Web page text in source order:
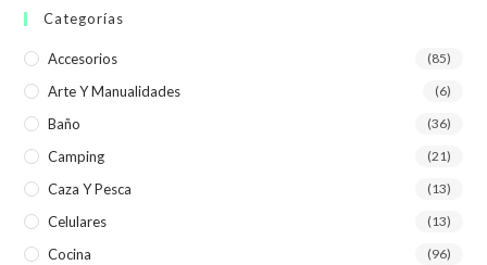
Categorías
Accesorios (85)
Arte Y Manualidades (6)
Baño (36)
Camping (21)
Caza Y Pesca (13)
Celulares (13)
Cocina (96)